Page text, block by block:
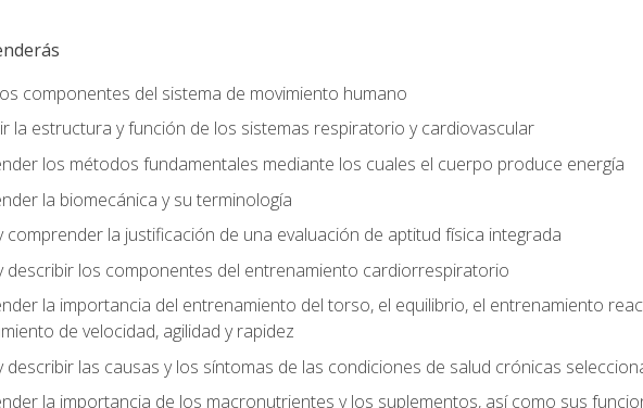
componentes del sistema de movimiento humano
la estructura y función de los sistemas respiratorio y cardiovascular
los métodos fundamentales mediante los cuales el cuerpo produce energía
la biomecánica y su terminología
comprender la justificación de una evaluación de aptitud física integrada
describir los componentes del entrenamiento cardiorrespiratorio
la importancia del entrenamiento del torso, el equilibrio, el entrenamiento
de velocidad, agilidad y rapidez
describir las causas y los síntomas de las condiciones de salud crónicas
la importancia de los macronutrientes y los suplementos, así como sus